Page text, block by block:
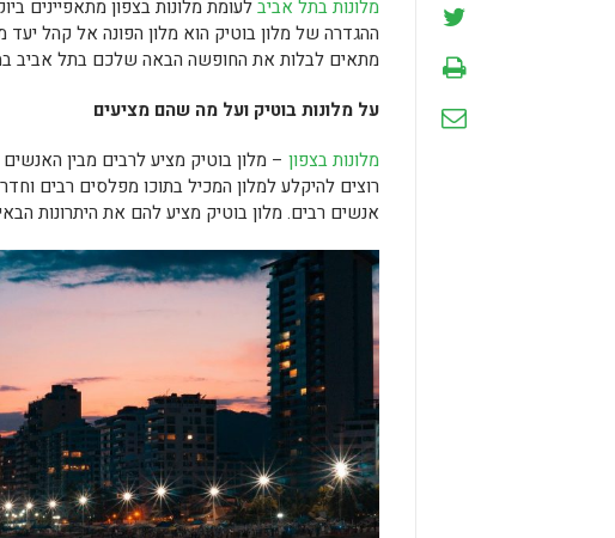
מלונות בתל אביבלעומת מלונות בצפון מתאפיינים
ההגדרה של מלון בוטיק הוא מלון הפונה אל קהל
מתאים לבלות את החופשה הבאה שלכם בתל אביב
על מלונות בוטיק ועל מה שהם מציעים
מלונות בצפון – מלון בוטיק מציע לרבים מבין
רוצים להיקלע למלון המכיל בתוכו מפלסים רבים
אנשים רבים. מלון בוטיק מציע להם את היתרונות